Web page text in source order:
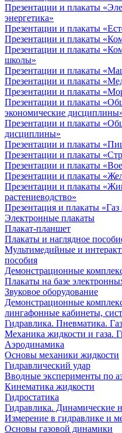
Презентации и плакаты
энергетика»
Презентации и плакаты
Презентации и плакаты
Презентации и плакаты
школы»
Презентации и плакаты
Презентации и плакаты
Презентации и плакаты
Презентации и плакаты
экономические
Презентации и плакаты
дисциплины»
Презентации и плакаты
Презентации и плакаты
Презентации и плакаты
Презентации и плакаты
Презентации и плакаты
растениеводство»
Презентация и плакаты «Газ
Электронные плакаты
Плакат-планшет
Плакаты и наглядное
Мультимедийные и
пособия
Демонстрационные
Плакаты на базе
Звуковое оборудование
Демонстрационные
лингафонные кабинеты,
Гидравлика. Пневматика.
Механика жидкости и газа.
Аэродинамика
Основы механики жидкости
Гидравлический удар
Вводные эксперименты по
Кинематика жидкости
Гидростатика
Гидравлика. Динамические
Измерение в гидравлике и
Основы газовой динамики